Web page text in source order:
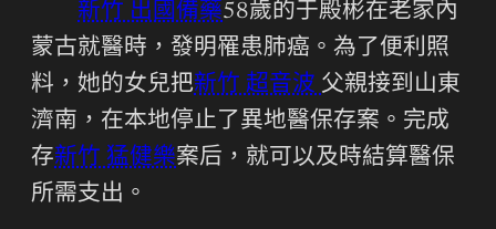
新竹 出國備藥58歲的于殿彬在老家內
蒙古就醫時，發明罹患肺癌。為了便利照
料，她的女兒把新竹 超音波 父親接到山東
濟南，在本地停止了異地醫保存案。完成
存新竹 猛健樂案后，就可以及時結算醫保
所需支出。